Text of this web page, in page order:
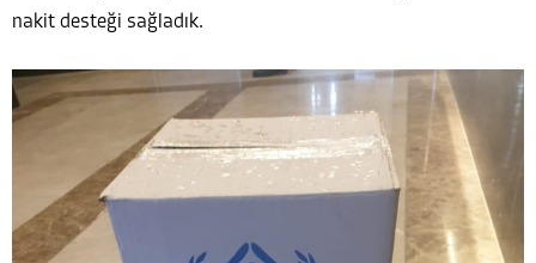
nakit desteği sağladık.